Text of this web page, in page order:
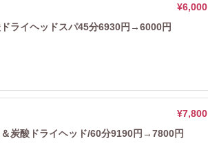
¥6,000
ライヘッドスパ45分6930円→6000円
¥7,800
炭酸ドライヘッド/60分9190円→7800円